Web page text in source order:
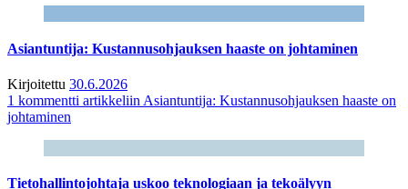
Asiantuntija: Kustannusohjauksen haaste on johtaminen
Kirjoitettu 30.6.2026
1 kommentti artikkeliin Asiantuntija: Kustannusohjauksen haaste on
johtaminen
Tietohallintojohtaja uskoo teknologiaan ja tekoälyyn